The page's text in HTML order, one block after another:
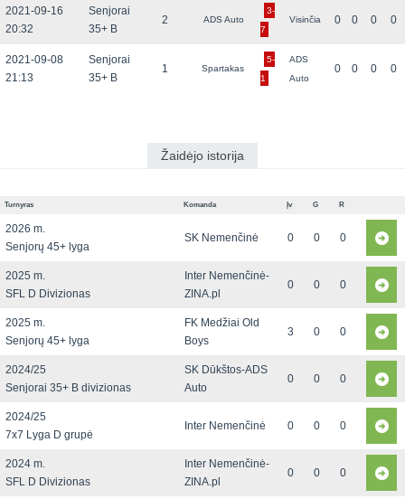
2021-09-16
20:32
Senjorai
35+ B
2 ADS Auto
3-
7
Visinčia 0 0 0 0
2021-09-08
21:13
Senjorai
35+ B
1 Spartakas
5-
1
ADS
Auto
0 0 0 0
Žaidėjo istorija
Turnyras Komanda Įv G R
2026 m.
Senjorų 45+ lyga
SK Nemenčinė 0 0 0
2025 m.
SFL D Divizionas
Inter Nemenčinė-
ZINA.pl
0 0 0
2025 m.
Senjorų 45+ lyga
FK Medžiai Old
Boys
3 0 0
2024/25
Senjorai 35+ B divizionas
SK Dūkštos-ADS
Auto
0 0 0
2024/25
7x7 Lyga D grupė
Inter Nemenčinė 0 0 0
2024 m.
SFL D Divizionas
Inter Nemenčinė-
ZINA.pl
0 0 0